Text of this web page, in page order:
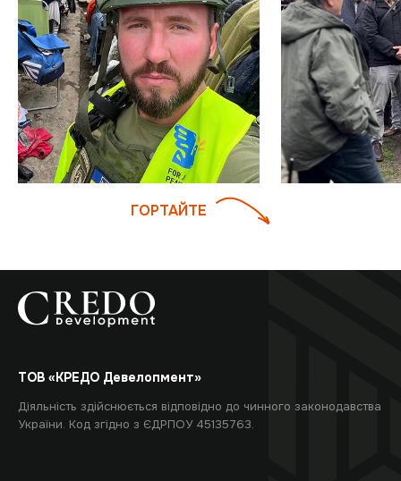
ГОРТАЙТЕ
ТОВ «КРЕДО Девелопмент»
Діяльність здійснюється відповідно до чинного законодавства
України. Код згідно з ЄДРПОУ 45135763.